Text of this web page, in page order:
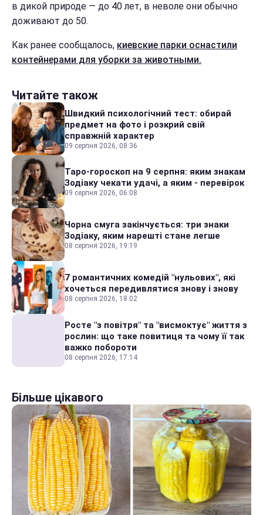
в дикой природе — до 40 лет, в неволе они обычно
доживают до 50.
Как ранее сообщалось, киевские парки оснастили
контейнерами для уборки за животными.
Читайте також
Швидкий психологічний тест: обирай
предмет на фото і розкрий свій
справжній характер
09 серпня 2026, 08:36
Таро-гороскоп на 9 серпня: яким знакам
Зодіаку чекати удачі, а яким - перевірок
09 серпня 2026, 06:08
Чорна смуга закінчується: три знаки
Зодіаку, яким нарешті стане легше
08 серпня 2026, 19:19
7 романтичних комедій "нульових", які
хочеться передивлятися знову і знову
08 серпня 2026, 18:02
Росте "з повітря" та "висмоктує" життя з
рослин: що таке повитиця та чому її так
важко побороти
08 серпня 2026, 17:14
Більше цікавого